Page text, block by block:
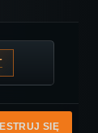
SIĘ